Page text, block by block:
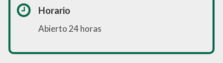
Horario
Abierto 24 horas